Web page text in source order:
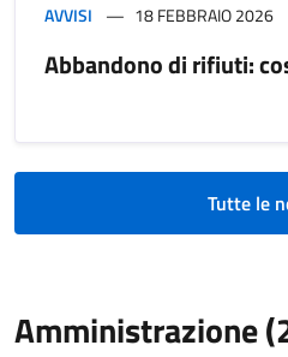
AVVISI 18 FEBBRAIO 2026
Abbandono di rifiuti:
Tutte le
Amministrazione